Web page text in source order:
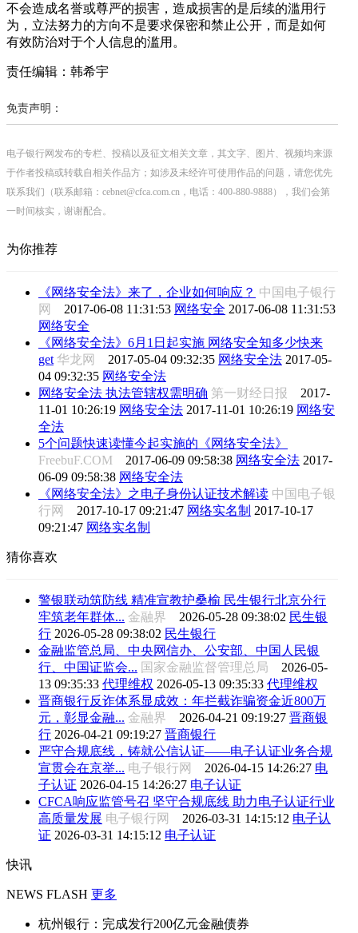
不会造成名誉或尊严的损害，造成损害的是后续的滥用行
为，立法努力的方向不是要求保密和禁止公开，而是如何
有效防治对于个人信息的滥用。
责任编辑：韩希宇
免责声明：
电子银行网发布的专栏、投稿以及征文相关文章，其文字、图片、视频均来源
于作者投稿或转载自相关作品方；如涉及未经许可使用作品的问题，请您优先
联系我们（联系邮箱：cebnet@cfca.com.cn，电话：400-880-9888），我们会第
一时间核实，谢谢配合。
为你推荐
《网络安全法》来了，企业如何响应？ 中国电子银行
网 2017-06-08 11:31:53 网络安全 2017-06-08 11:31:53
网络安全
《网络安全法》6月1日起实施 网络安全知多少快来
get 华龙网 2017-05-04 09:32:35 网络安全法 2017-05-
04 09:32:35 网络安全法
网络安全法 执法管辖权需明确 第一财经日报 2017-
11-01 10:26:19 网络安全法 2017-11-01 10:26:19 网络安
全法
5个问题快速读懂今起实施的《网络安全法》
FreebuF.COM 2017-06-09 09:58:38 网络安全法 2017-
06-09 09:58:38 网络安全法
《网络安全法》之电子身份认证技术解读 中国电子银
行网 2017-10-17 09:21:47 网络实名制 2017-10-17
09:21:47 网络实名制
猜你喜欢
警银联动筑防线 精准宣教护桑榆 民生银行北京分行
牢筑老年群体... 金融界 2026-05-28 09:38:02 民生银
行 2026-05-28 09:38:02 民生银行
金融监管总局、中央网信办、公安部、中国人民银
行、中国证监会... 国家金融监督管理总局 2026-05-
13 09:35:33 代理维权 2026-05-13 09:35:33 代理维权
晋商银行反诈体系显成效：年拦截诈骗资金近800万
元，彰显金融... 金融界 2026-04-21 09:19:27 晋商银
行 2026-04-21 09:19:27 晋商银行
严守合规底线，铸就公信认证——电子认证业务合规
宣贯会在京举... 电子银行网 2026-04-15 14:26:27 电
子认证 2026-04-15 14:26:27 电子认证
CFCA响应监管号召 坚守合规底线 助力电子认证行业
高质量发展 电子银行网 2026-03-31 14:15:12 电子认
证 2026-03-31 14:15:12 电子认证
快讯
NEWS FLASH 更多
杭州银行：完成发行200亿元金融债券